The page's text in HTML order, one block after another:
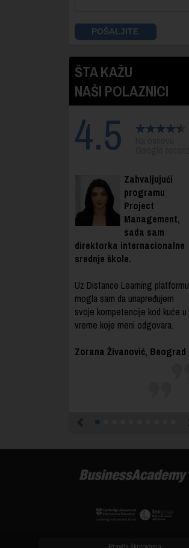
ŠTA KAŽU
NAŠI POLAZNICI
4.5
Zahvaljujući
programu
Project
Management,
sada sam
direktorka internacionalne
srednje škole.
Uz Distance Learning platformu
mogla sam da unapređujem
svoje kompetencije kod kuće u
vreme koje meni odgovara.
Zorana Živanović, Beograd